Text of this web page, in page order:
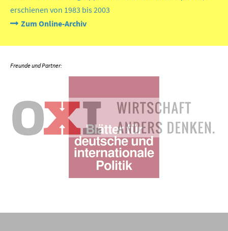
erschienen von 1983 bis 2003
Zum Online-Archiv